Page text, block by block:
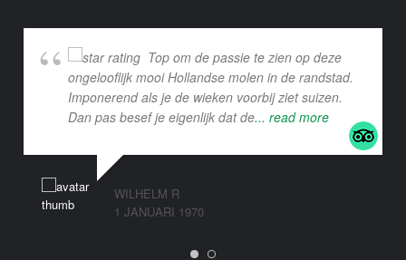
Top om de passie te zien op deze
ongelooflijk mooi Hollandse molen in de randstad.
Imponerend als je de wieken voorbij ziet suizen.
Dan pas besef je eigenlijk dat de... read more
WILHELM R
1 JANUARI 1970